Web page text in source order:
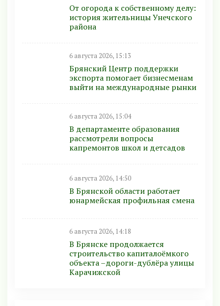
От огорода к собственному делу:
история жительницы Унечского
района
6 августа 2026, 15:13
Брянский Центр поддержки
экспорта помогает бизнесменам
выйти на международные рынки
6 августа 2026, 15:04
В департаменте образования
рассмотрели вопросы
капремонтов школ и детсадов
6 августа 2026, 14:50
В Брянской области работает
юнармейская профильная смена
6 августа 2026, 14:18
В Брянске продолжается
строительство капиталоёмкого
объекта –дороги-дублёра улицы
Карачижской